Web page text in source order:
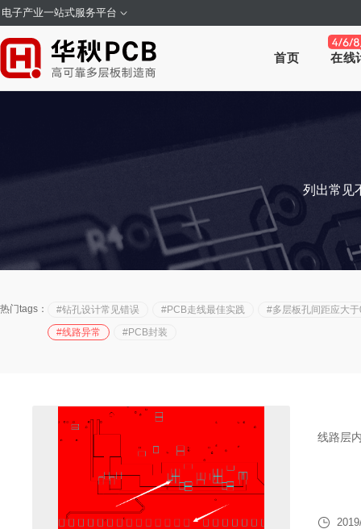
电子产业一站式服务平台
首页 在线
列出常见
热门tags： #钻孔设计常见错误 #PCB走线最佳实践
#多层板孔间距应大
#线路异常
#PCB封装
线路层